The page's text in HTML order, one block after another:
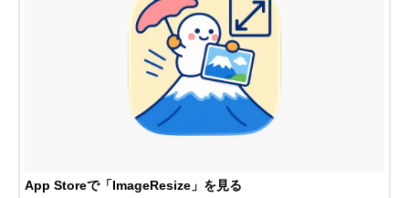
App Storeで「ImageResize」を見る